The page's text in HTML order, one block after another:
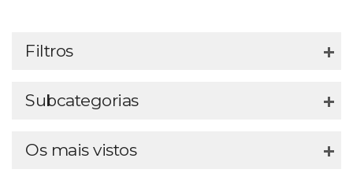
Filtros
Subcategorias
Os mais vistos